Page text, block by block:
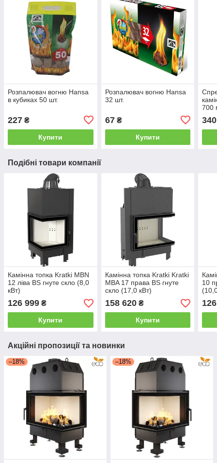
Розпалювач вогню Hansa
в кубиках 50 шт.
227 ₴
Купити
Розпалювач вогню Hansa
32 шт.
67₴
Купити
700
340
Подібні товари компанії
Камінна топка Kratki MBN
12 ліва BS гнуте скло (8,0
кВт)
126 999 ₴
Купити
Камінна топка Kratki Kratki
MBA 17 права BS гнуте
скло (17,0 кВт)
158 620₴
Купити
10
Акційні пропозиції та новинки
–18% –18%